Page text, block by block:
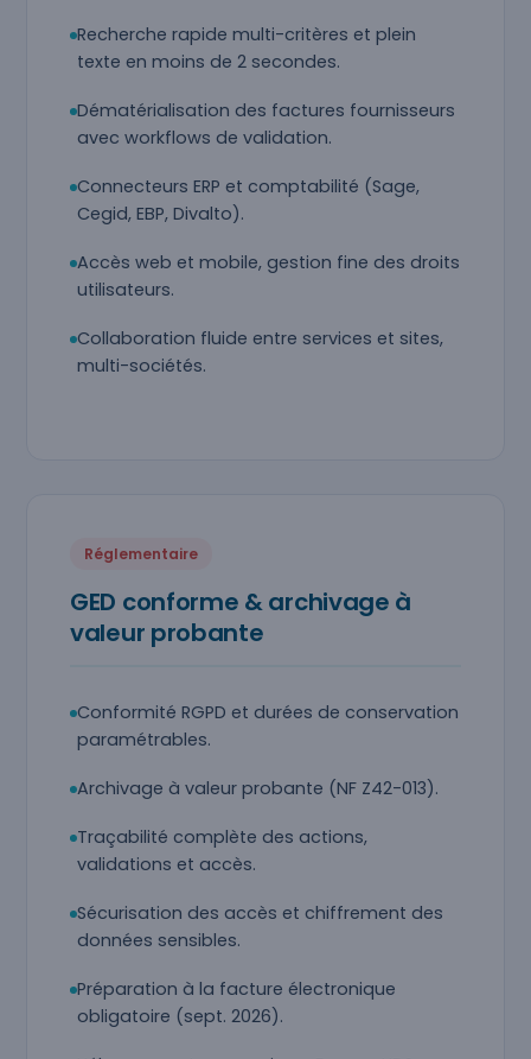
Recherche rapide multi-critères et plein
texte en moins de 2 secondes.
Dématérialisation des factures fournisseurs
avec workflows de validation.
Connecteurs ERP et comptabilité (Sage,
Cegid, EBP, Divalto).
Accès web et mobile, gestion fine des droits
utilisateurs.
Collaboration fluide entre services et sites,
multi-sociétés.
Réglementaire
GED conforme & archivage à
valeur probante
Conformité RGPD et durées de conservation
paramétrables.
Archivage à valeur probante (NF Z42-013).
Traçabilité complète des actions,
validations et accès.
Sécurisation des accès et chiffrement des
données sensibles.
Préparation à la facture électronique
obligatoire (sept. 2026).